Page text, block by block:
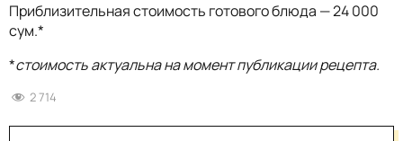
Приблизительная стоимость готового блюда — 24 000
сум.*
*стоимость актуальна на момент публикации рецепта.
2 714